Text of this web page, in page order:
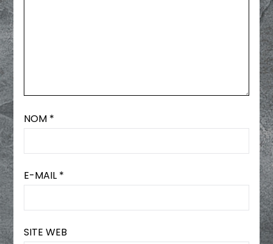
NOM *
E-MAIL *
SITE WEB